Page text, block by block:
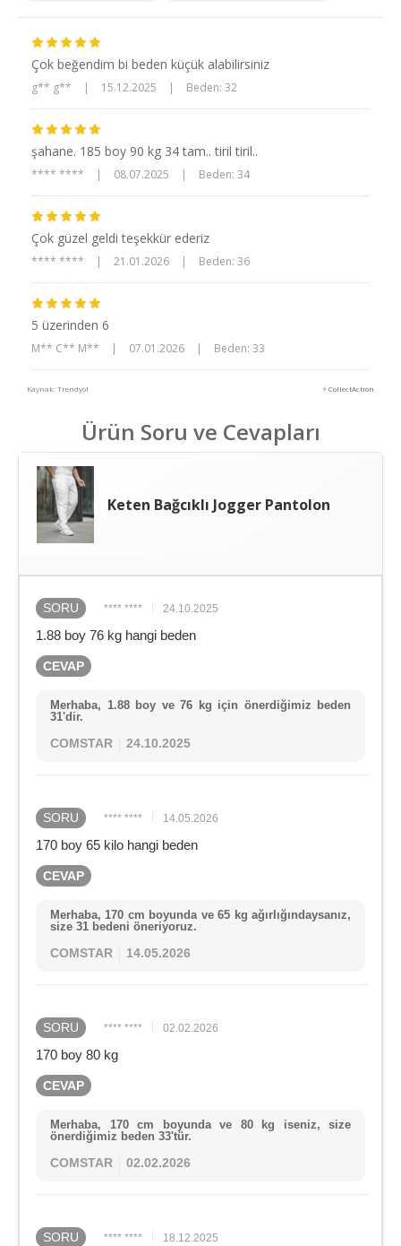
Çok beğendim bi beden küçük alabilirsiniz
g** g** | 15.12.2025 | Beden: 32
şahane. 185 boy 90 kg 34 tam.. tiril tiril..
**** **** | 08.07.2025 | Beden: 34
Çok güzel geldi teşekkür ederiz
**** **** | 21.01.2026 | Beden: 36
5 üzerinden 6
M** C** M** | 07.01.2026 | Beden: 33
Kaynak: Trendyol ⚡ CollectAction
Ürün Soru ve Cevapları
Keten Bağcıklı Jogger Pantolon
SORU **** **** 24.10.2025
1.88 boy 76 kg hangi beden
CEVAP
Merhaba, 1.88 boy ve 76 kg için önerdiğimiz beden
31'dir.
COMSTAR 24.10.2025
SORU **** **** 14.05.2026
170 boy 65 kilo hangi beden
CEVAP
Merhaba, 170 cm boyunda ve 65 kg ağırlığındaysanız,
size 31 bedeni öneriyoruz.
COMSTAR 14.05.2026
SORU **** **** 02.02.2026
170 boy 80 kg
CEVAP
Merhaba, 170 cm boyunda ve 80 kg iseniz, size
önerdiğimiz beden 33'tür.
COMSTAR 02.02.2026
SORU **** **** 18.12.2025